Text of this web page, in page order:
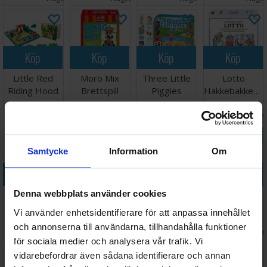
Samtycke Information Om
Denna webbplats använder cookies
Vi använder enhetsidentifierare för att anpassa innehållet
och annonserna till användarna, tillhandahålla funktioner
för sociala medier och analysera vår trafik. Vi
vidarebefordrar även sådana identifierare och annan
Köp
Little Red
Riding Hood
Hjärngympa
Köp
Moro Mix
Brettspill
Köp
Three Little
Piggies
Hjärngympa
I lager:5
Köp
Lotto
Hakkebakkeskogen
134 SEK I
Köp
Alarm
Brettspill
289 SEK I lager:1
Tempo
Brädspel
218 SEK I lager:5
Balance
Beans
Logik/Mat-
spel
186 SEK I lager: 6
Junior
232 SEK I